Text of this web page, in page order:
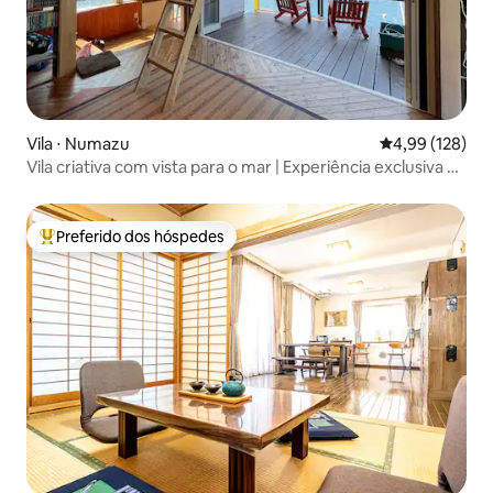
Vila ⋅ Numazu 4,99 de uma
4,99 (128)
Vila criativa com vista para o mar | Experiência exclusiva ao
Porto
Entre os melhores preferidos dos hóspedes
Preferido dos hóspedes